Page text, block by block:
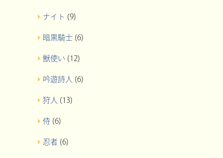
ナイト (9)
暗黒騎士 (6)
獣使い (12)
吟遊詩人 (6)
狩人 (13)
侍 (6)
忍者 (6)